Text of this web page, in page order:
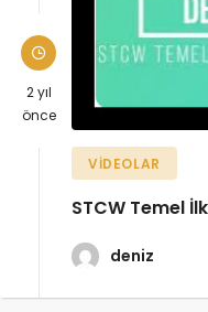
2 yıl
önce
VIDEOLAR
STCW Temel
deniz